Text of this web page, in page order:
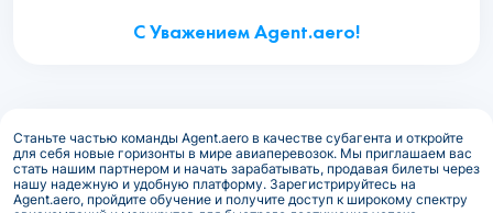
С Уважением Agent.aero!
Станьте частью команды Agent.aero в качестве субагента и откройте
для себя новые горизонты в мире авиаперевозок. Мы приглашаем вас
стать нашим партнером и начать зарабатывать, продавая билеты через
нашу надежную и удобную платформу. Зарегистрируйтесь на
Agent.aero, пройдите обучение и получите доступ к широкому спектру